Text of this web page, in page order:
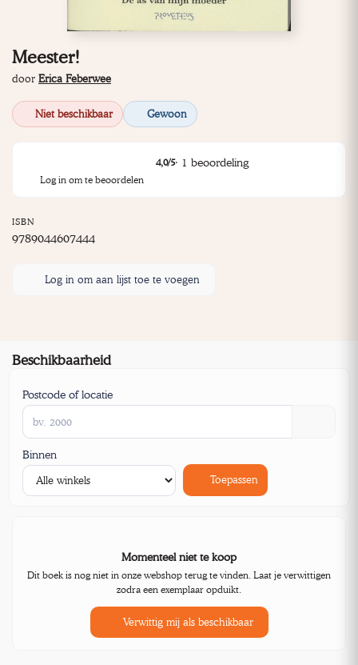
Meester!
door Erica Feberwee
Niet beschikbaar Gewoon
4,0/5· 1 beoordeling
Log in om te beoordelen
ISBN
9789044607444
Log in om aan lijst toe te voegen
Beschikbaarheid
Postcode of locatie
Binnen
Toepassen
Momenteel niet te koop
Dit boek is nog niet in onze webshop terug te vinden. Laat je verwittigen
zodra een exemplaar opduikt.
Verwittig mij als beschikbaar